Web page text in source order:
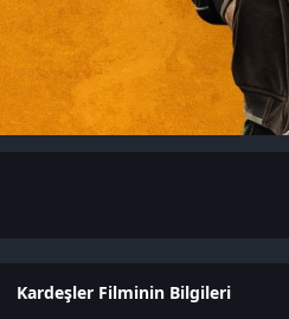
Kardeşler Filminin Bilgileri